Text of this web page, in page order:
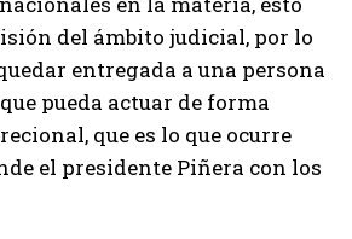
del ámbito judicial, por lo
entregada a una persona
pueda actuar de forma
que es lo que ocurre
el presidente Piñera con los